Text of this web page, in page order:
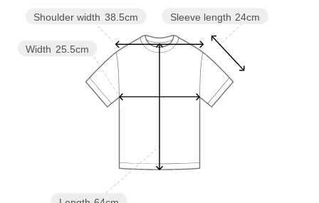
Sleeve length 24cm
Width 25.5cm
Shoulder width 38.5cm